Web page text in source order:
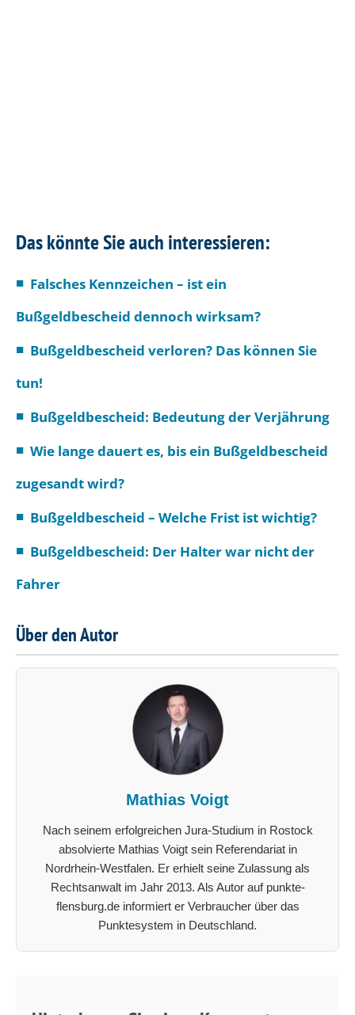
Das könnte Sie auch interessieren:
Falsches Kennzeichen – ist ein
Bußgeldbescheid dennoch wirksam?
Bußgeldbescheid verloren? Das können Sie
tun!
Bußgeldbescheid: Bedeutung der Verjährung
Wie lange dauert es, bis ein Bußgeldbescheid
zugesandt wird?
Bußgeldbescheid – Welche Frist ist wichtig?
Bußgeldbescheid: Der Halter war nicht der
Fahrer
Über den Autor
Mathias Voigt
Nach seinem erfolgreichen Jura-Studium in Rostock
absolvierte Mathias Voigt sein Referendariat in
Nordrhein-Westfalen. Er erhielt seine Zulassung als
Rechtsanwalt im Jahr 2013. Als Autor auf punkte-
flensburg.de informiert er Verbraucher über das
Punktesystem in Deutschland.